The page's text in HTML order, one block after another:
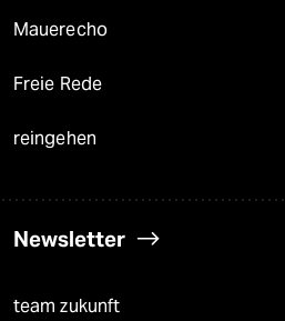
Mauerecho
Freie Rede
reingehen
Newsletter
team zukunft